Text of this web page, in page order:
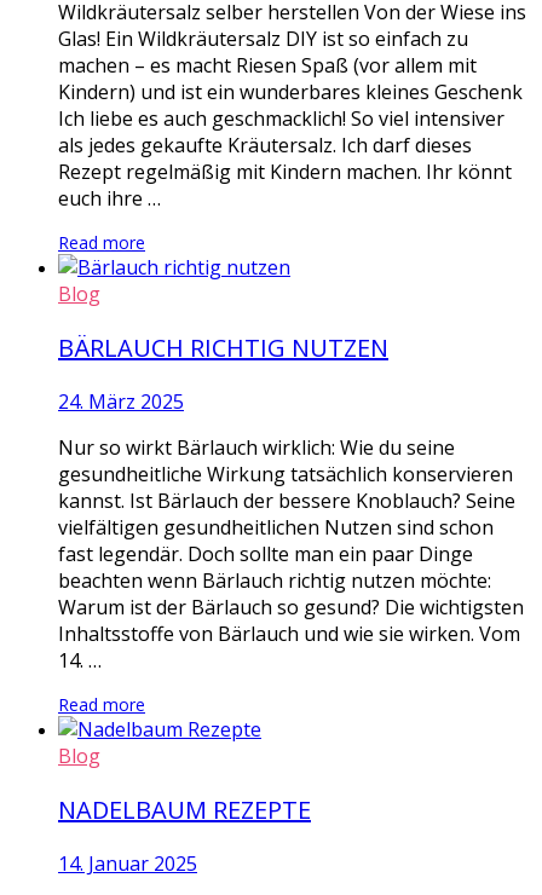
Wildkräutersalz selber herstellen Von der Wiese ins
Glas! Ein Wildkräutersalz DIY ist so einfach zu
machen – es macht Riesen Spaß (vor allem mit
Kindern) und ist ein wunderbares kleines Geschenk
Ich liebe es auch geschmacklich! So viel intensiver
als jedes gekaufte Kräutersalz. Ich darf dieses
Rezept regelmäßig mit Kindern machen. Ihr könnt
euch ihre …
Read more
Blog
BÄRLAUCH RICHTIG NUTZEN
24. März 2025
Nur so wirkt Bärlauch wirklich: Wie du seine
gesundheitliche Wirkung tatsächlich konservieren
kannst. Ist Bärlauch der bessere Knoblauch? Seine
vielfältigen gesundheitlichen Nutzen sind schon
fast legendär. Doch sollte man ein paar Dinge
beachten wenn Bärlauch richtig nutzen möchte:
Warum ist der Bärlauch so gesund? Die wichtigsten
Inhaltsstoffe von Bärlauch und wie sie wirken. Vom
14. …
Read more
Blog
NADELBAUM REZEPTE
14. Januar 2025